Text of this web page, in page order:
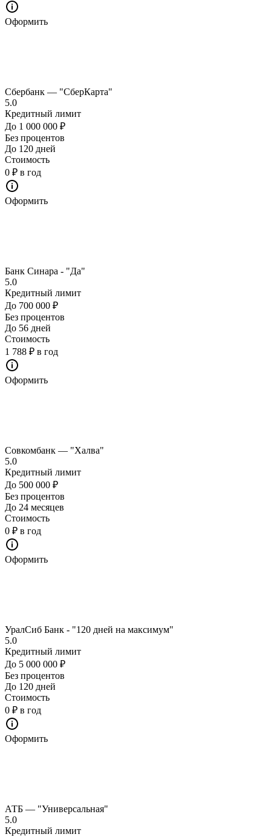
Оформить
Сбербанк — "СберКарта"
5.0
Кредитный лимит
До 1 000 000 ₽
Без процентов
До 120 дней
Стоимость
0 ₽ в год
Оформить
Банк Синара - "Да"
5.0
Кредитный лимит
До 700 000 ₽
Без процентов
До 56 дней
Стоимость
1 788 ₽ в год
Оформить
Совкомбанк — "Халва"
5.0
Кредитный лимит
До 500 000 ₽
Без процентов
До 24 месяцев
Стоимость
0 ₽ в год
Оформить
УралСиб Банк - "120 дней на максимум"
5.0
Кредитный лимит
До 5 000 000 ₽
Без процентов
До 120 дней
Стоимость
0 ₽ в год
Оформить
АТБ — "Универсальная"
5.0
Кредитный лимит